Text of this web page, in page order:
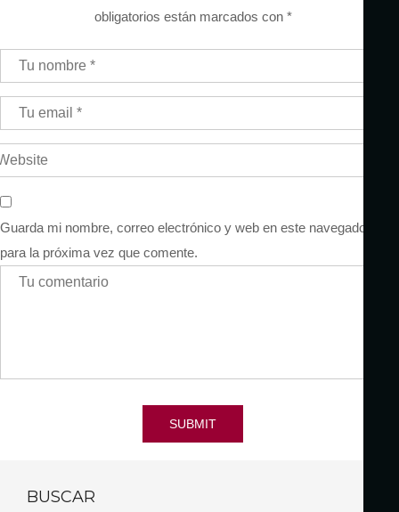
obligatorios están marcados con *
Guarda mi nombre, correo electrónico y web en este navegador
para la próxima vez que comente.
SUBMIT
BUSCAR